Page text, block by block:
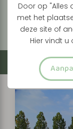
Door op "Alles
met het
deze site of
Hier vindt u
plekken, van
stadskernen.